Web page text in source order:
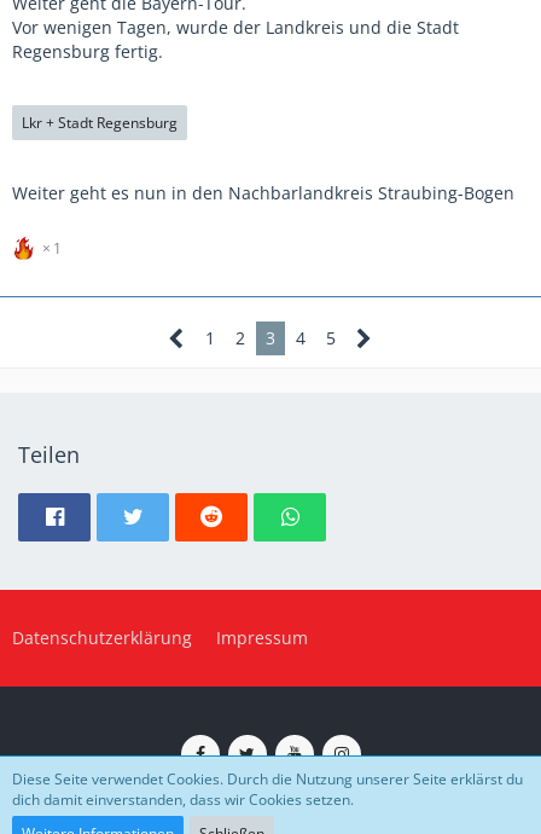
Vor wenigen Tagen, wurde der Landkreis und die Stadt
Regensburg fertig.
Lkr + Stadt Regensburg
Weiter geht es nun in den Nachbarlandkreis Straubing-Bogen
1
1 2 3 4 5
Teilen
Datenschutzerklärung Impressum
Impressum Datenschutz
Community-Software:
Diese Seite verwendet Cookies. Durch die Nutzung unserer Seite erklärst du
dich damit einverstanden, dass wir Cookies setzen.